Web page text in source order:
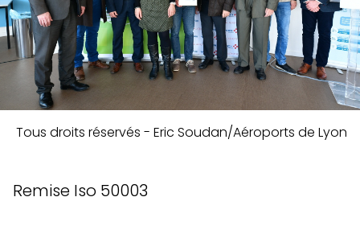
Tous droits réservés - Eric Soudan/Aéroports de Lyon
Remise Iso 50003